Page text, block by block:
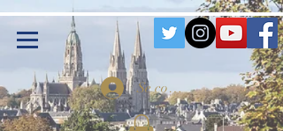
Se connecter